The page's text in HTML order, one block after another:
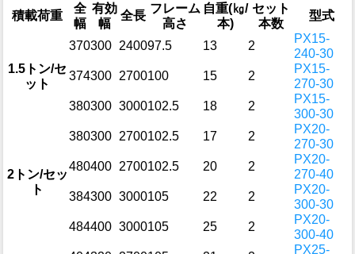
積載荷重
全
幅
有効
幅
全長
フレーム
高さ
自重(㎏/
本)
セット
本数
型式
1.5トン/セ
ット
370300 240097.5 13 2
PX15-
240-30
374300 2700100 15 2
PX15-
270-30
380300 3000102.5 18 2
PX15-
300-30
2トン/セッ
ト
380300 2700102.5 17 2
PX20-
270-30
480400 2700102.5 20 2
PX20-
270-40
384300 3000105 22 2
PX20-
300-30
484400 3000105 25 2
PX20-
300-40
PX25-